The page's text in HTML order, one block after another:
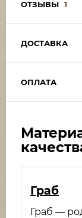
ОТЗЫВЫ 1
ДОСТАВКА
ОПЛАТА
Граб
Граб —